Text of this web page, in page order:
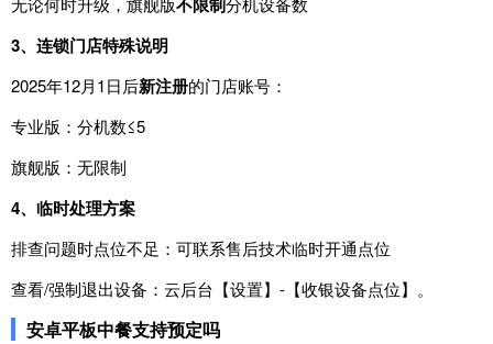
3、连锁门店特殊说明
2025年12月1日后新注册的门店账号 ：
专业版 ： 分机数≤5
旗舰版 ： 无限制
4、临时处理方案
排查问题时点位不足 ： 可联系售后技术临时开通点位
查看/强制退出设备 ： 云后台 【设置】 - 【收银设备点位】。
安卓平板中餐支持预定吗